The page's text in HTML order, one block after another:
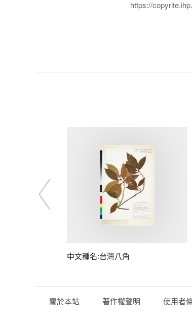
https://
中文種名:台灣八角
關於本站 著作權聲明 使用者